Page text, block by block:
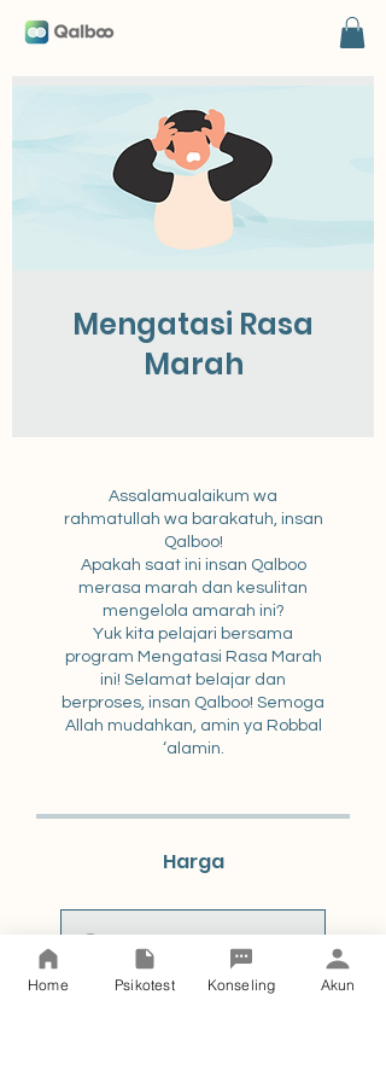
Mengatasi Rasa
Marah
Assalamualaikum wa
rahmatullah wa barakatuh, insan
Qalboo!
Apakah saat ini insan Qalboo
merasa marah dan kesulitan
mengelola amarah ini?
Yuk kita pelajari bersama
program Mengatasi Rasa Marah
ini! Selamat belajar dan
berproses, insan Qalboo! Semoga
Allah mudahkan, amin ya Robbal
‘alamin.
Harga
Rp 25.000
Home Psikotest Konseling Akun